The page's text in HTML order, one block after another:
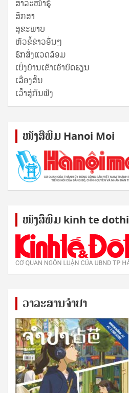
ສາລະໜ້າຮູ້
ສຶກສາ
ສຸ​ຂະ​ພາບ
ຫົວຂໍ້ຂ່າວອື່ນໆ
ຮັກສິ່ງແວດລ້ອມ
ເບິ່ງບ້ານເຂົາເອົາບົດຮຽນ
ເລື່ອງສັ້ນ
ເວົ້າສູ່ກັນຟັງ
ໜັງ​ສື​ພິມ Hanoi Moi
ໜັງ​ສື​ພິມ kinh te dothi
ວາລະສານຈຳປາ